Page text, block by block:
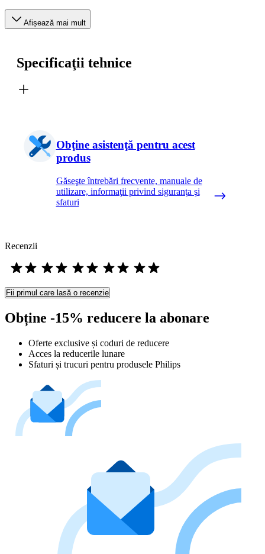
Afișează mai mult
Specificaţii tehnice
Obţine asistenţă pentru acest
produs
Găseşte întrebări frecvente, manuale de
utilizare, informaţii privind siguranţa şi
sfaturi
Recenzii
Fii primul care lasă o recenzie
Obține -15% reducere la abonare
Oferte exclusive și coduri de reducere
Acces la reducerile lunare
Sfaturi și trucuri pentru produsele Philips